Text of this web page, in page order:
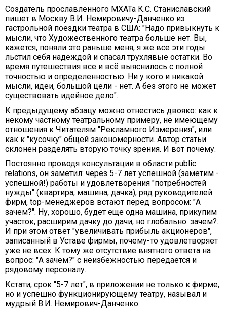
Создатель прославленного МХАТа К.С. Станиславский
пишет в Москву В.И. Немировичу-Данченко из
гастрольной поездки театра в США: "Надо привыкнуть к
мысли, что Художественного театра больше нет. Вы,
кажется, поняли это раньше меня, я же все эти годы
льстил себя надеждой и спасал трухлявые остатки. Во
время путешествия все и всё выяснилось с полной
точностью и определенностью. Ни у кого и никакой
мысли, идеи, большой цели - нет. А без этого не может
существовать идейное дело".
К предыдущему абзацу можно отнестись двояко: как к
некому частному театральному примеру, не имеющему
отношения к Читателям "Рекламного Измерения", или
как к "кусочку" общей закономерности. Автор статьи
склонен разделять вторую точку зрения. И вот почему.
Постоянно проводя консультации в области public
relations, он заметил: через 5-7 лет успешной (заметим -
успешной!) работы и удовлетворения "потребностей
нужды" (квартира, машина, дачка), ряд руководителей
фирм, top-менеджеров встают перед вопросом: "А
зачем?". Ну, хорошо, будет еще одна машина, прикупим
участок, расширим дачку до дачи, но глобально: зачем?..
И при этом ответ "увеличивать прибыль акционеров",
записанный в Уставе фирмы, почему-то удовлетворяет
уже не всех. К тому же отсутствие внятного ответа на
вопрос: "А зачем?" с неизбежностью передается и
рядовому персоналу.
Кстати, срок "5-7 лет", в приложении не только к фирме,
но и успешно функционирующему театру, называл и
мудрый В.И. Немирович-Данченко.